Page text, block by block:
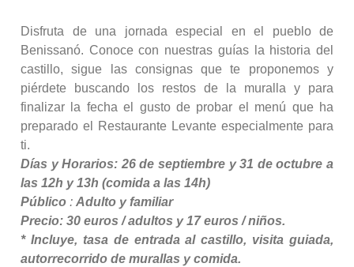
Disfruta de una jornada especial en el pueblo de
Benissanó. Conoce con nuestras guías la historia del
castillo, sigue las consignas que te proponemos y
piérdete buscando los restos de la muralla y para
finalizar la fecha el gusto de probar el menú que ha
preparado el Restaurante Levante especialmente para
ti.
Días y Horarios: 26 de septiembre y 31 de octubre a
las 12h y 13h (comida a las 14h)
Público : Adulto y familiar
Precio: 30 euros / adultos y 17 euros / niños.
* Incluye, tasa de entrada al castillo, visita guiada,
autorrecorrido de murallas y comida.